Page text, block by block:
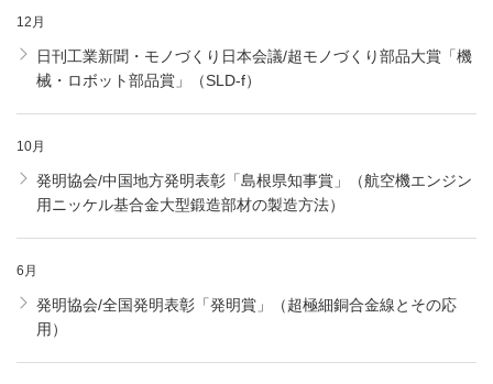
12月
日刊工業新聞・モノづくり日本会議/超モノづくり部品大賞「機
械・ロボット部品賞」（SLD-f）
10月
発明協会/中国地方発明表彰「島根県知事賞」（航空機エンジン
用ニッケル基合金大型鍛造部材の製造方法）
6月
発明協会/全国発明表彰「発明賞」（超極細銅合金線とその応
用）